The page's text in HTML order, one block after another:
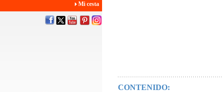
Mi cesta
CONTENIDO: